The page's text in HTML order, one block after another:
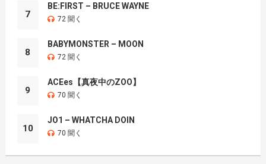
7
BE:FIRST – BRUCE WAYNE
72 聞く
8
BABYMONSTER – MOON
72 聞く
9
ACEes【真夜中のZOO】
70 聞く
10
JO1 – WHATCHA DOIN
70 聞く